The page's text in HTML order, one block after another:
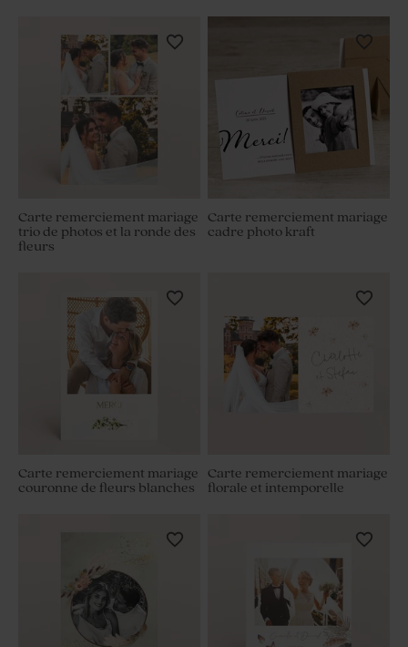
Carte remerciement mariage
trio de photos et la ronde des
fleurs
Carte remerciement mariage
cadre photo kraft
Carte remerciement mariage
couronne de fleurs blanches
Carte remerciement mariage
florale et intemporelle